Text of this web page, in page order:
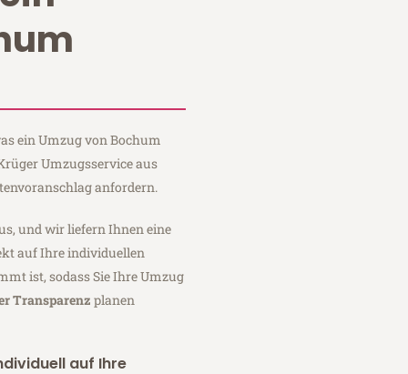
ein Umzug von Bochum
Umzugsservice aus
anfordern.
und wir liefern Ihnen eine
auf Ihre individuellen
ist, sodass Sie Ihre Umzug
Transparenz planen
auf Ihre